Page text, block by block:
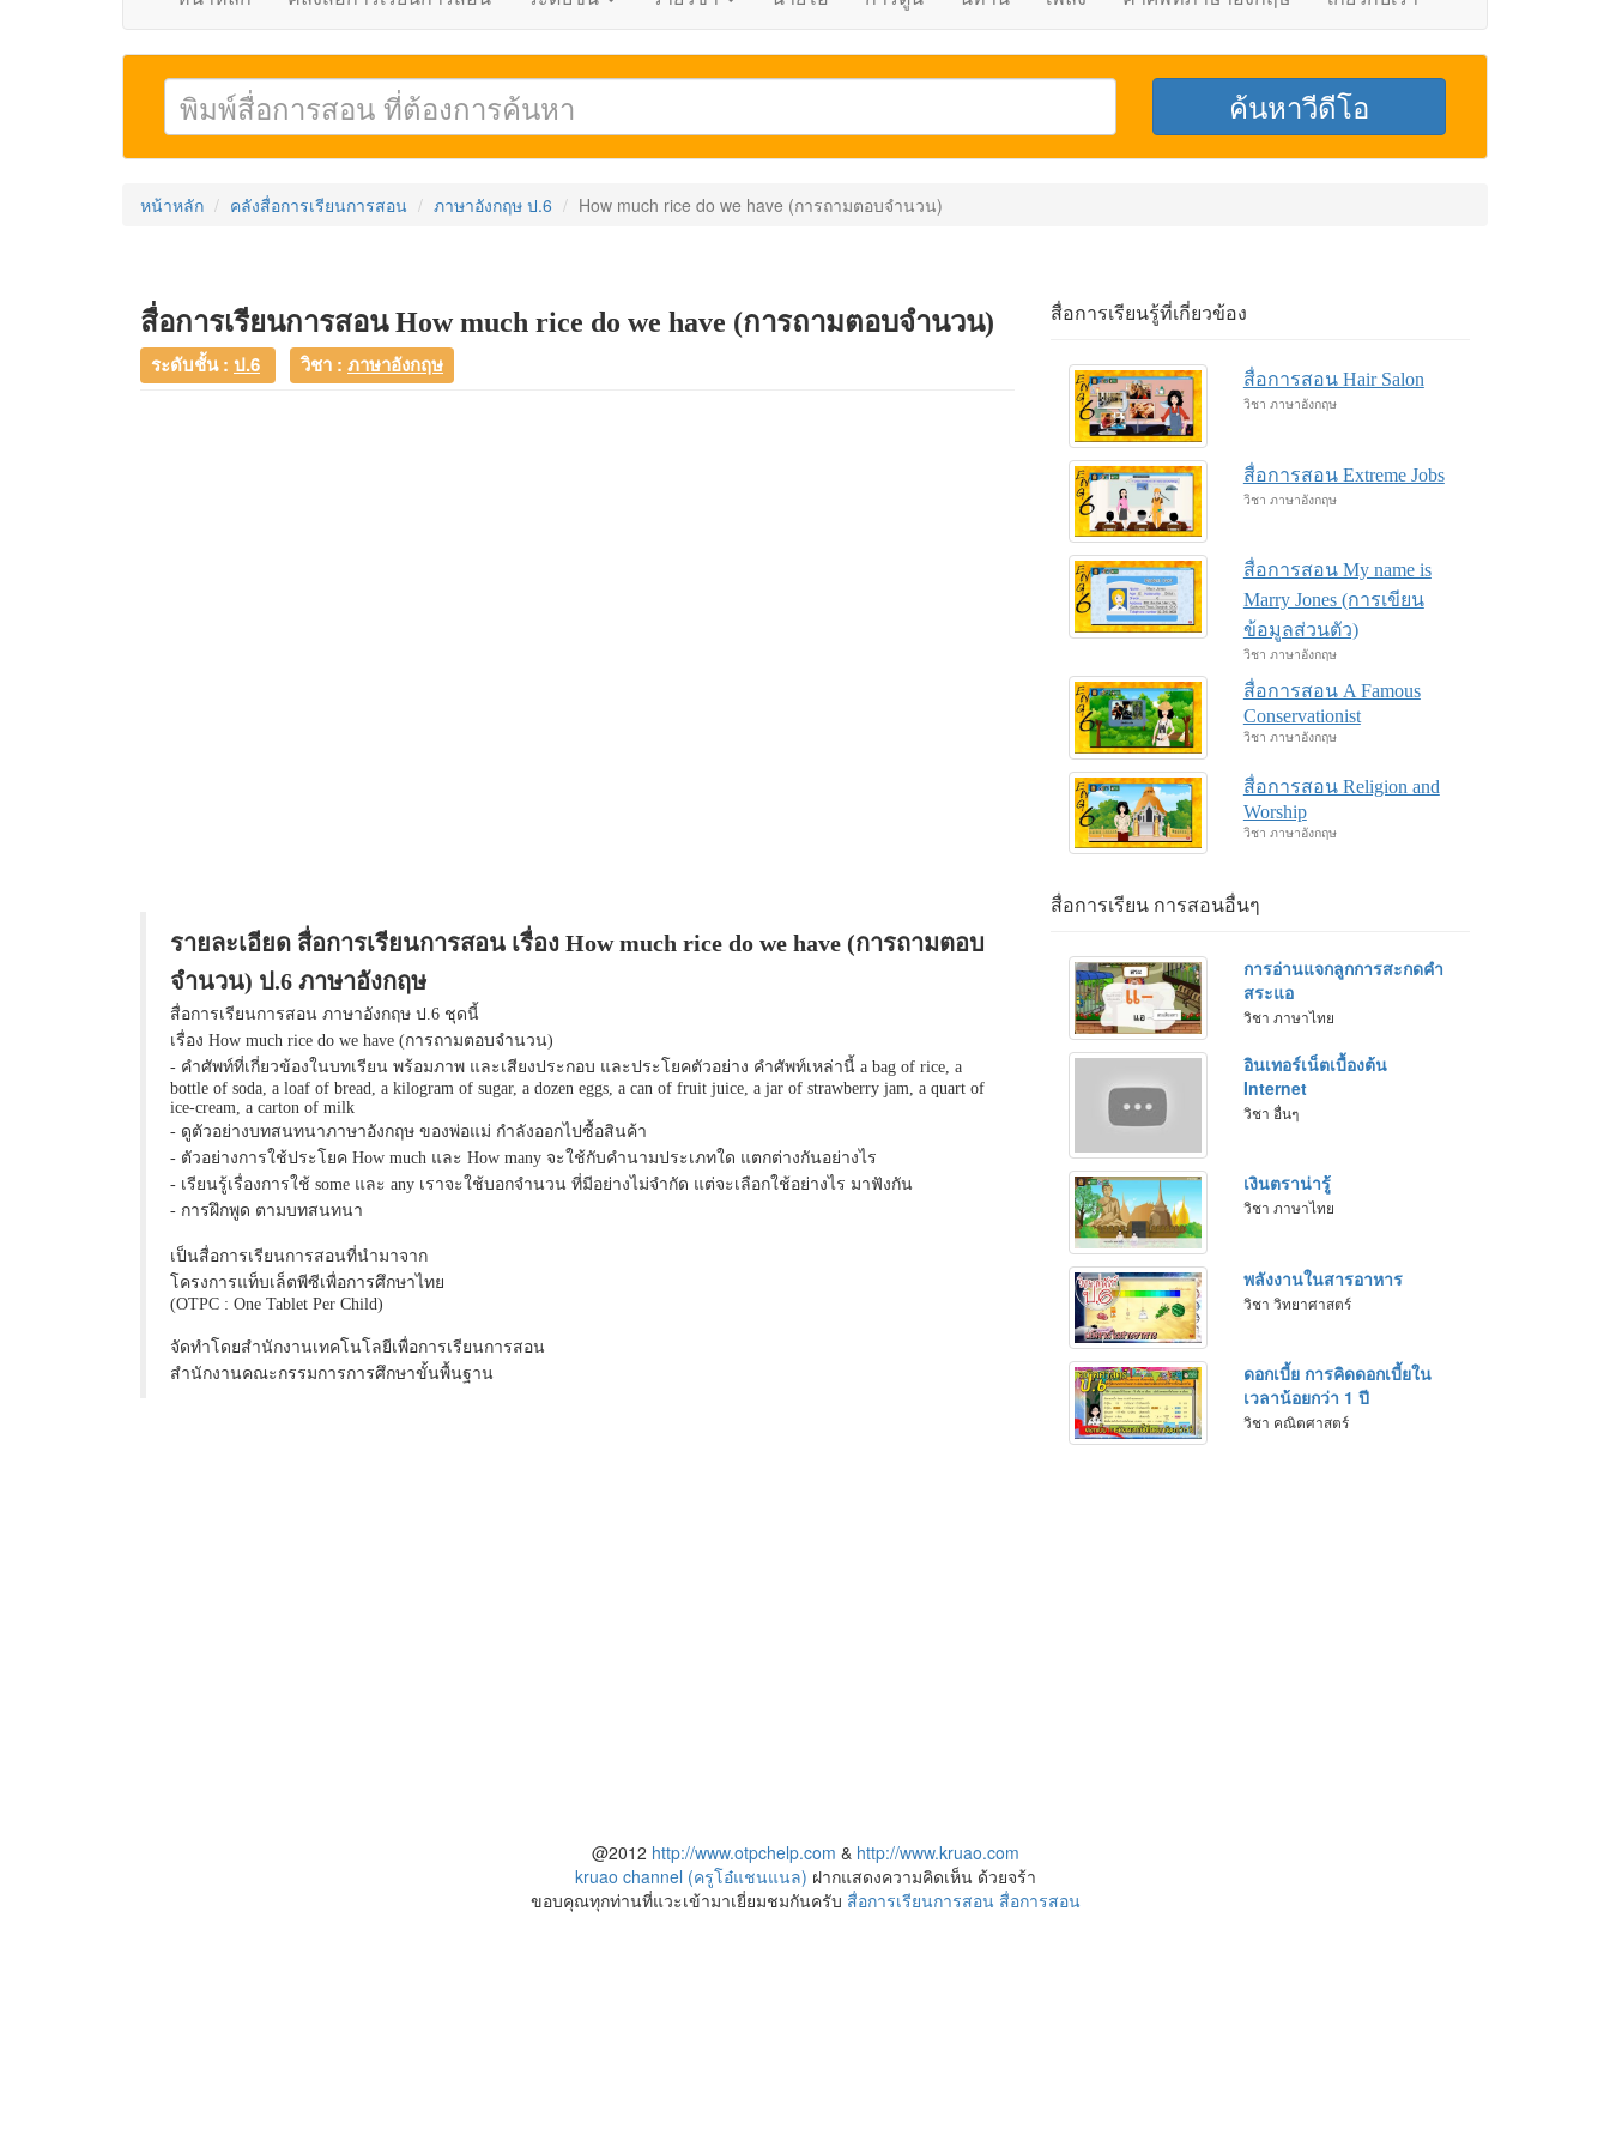
หน้าหลัก คลังสื่อการเรียนการสอน ภาษาอังกฤษ ป.6 How much rice do we have (การถามตอบจำนวน)
สื่อการเรียนการสอน How much rice do we have (การถามตอบจำนวน)
ระดับชั้น : ป.6 วิชา : ภาษาอังกฤษ
รายละเอียด สื่อการเรียนการสอน เรื่อง How much rice do we have (การถามตอบ
จำนวน) ป.6 ภาษาอังกฤษ
สื่อการเรียนการสอน ภาษาอังกฤษ ป.6 ชุดนี้
เรื่อง How much rice do we have (การถามตอบจำนวน)
- คำศัพท์ที่เกี่ยวข้องในบทเรียน พร้อมภาพ และเสียงประกอบ และประโยคตัวอย่าง คำศัพท์เหล่านี้ a bag of rice, a
bottle of soda, a loaf of bread, a kilogram of sugar, a dozen eggs, a can of fruit juice, a jar of strawberry jam, a quart of
ice-cream, a carton of milk
- ดูตัวอย่างบทสนทนาภาษาอังกฤษ ของพ่อแม่ กำลังออกไปซื้อสินค้า
- ตัวอย่างการใช้ประโยค How much และ How many จะใช้กับคำนามประเภทใด แตกต่างกันอย่างไร
- เรียนรู้เรื่องการใช้ some และ any เราจะใช้บอกจำนวน ที่มีอย่างไม่จำกัด แต่จะเลือกใช้อย่างไร มาฟังกัน
- การฝึกพูด ตามบทสนทนา
เป็นสื่อการเรียนการสอนที่นำมาจาก
โครงการแท็บเล็ตพีซีเพื่อการศึกษาไทย
(OTPC : One Tablet Per Child)
จัดทำโดยสำนักงานเทคโนโลยีเพื่อการเรียนการสอน
สำนักงานคณะกรรมการการศึกษาขั้นพื้นฐาน
สื่อการเรียนรู้ที่เกี่ยวข้อง
สื่อการสอน Hair Salon
วิชา ภาษาอังกฤษ
สื่อการสอน Extreme Jobs
วิชา ภาษาอังกฤษ
สื่อการสอน My name is
Marry Jones (การเขียน
ข้อมูลส่วนตัว)
วิชา ภาษาอังกฤษ
สื่อการสอน A Famous
Conservationist
วิชา ภาษาอังกฤษ
สื่อการสอน Religion and
Worship
วิชา ภาษาอังกฤษ
สื่อการเรียน การสอนอื่นๆ
การอ่านแจกลูกการสะกดคำ
สระแอ
วิชา ภาษาไทย
อินเทอร์เน็ตเบื้องต้น
Internet
วิชา อื่นๆ
เงินตราน่ารู้
วิชา ภาษาไทย
พลังงานในสารอาหาร
วิชา วิทยาศาสตร์
ดอกเบี้ย การคิดดอกเบี้ยใน
เวลาน้อยกว่า 1 ปี
วิชา คณิตศาสตร์
@2012 http://www.otpchelp.com & http://www.kruao.com
kruao channel (ครูโอ๋แชนแนล) ฝากแสดงความคิดเห็น ด้วยจร้า
ขอบคุณทุกท่านที่แวะเข้ามาเยี่ยมชมกันครับ สื่อการเรียนการสอน สื่อการสอน